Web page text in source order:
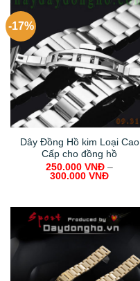
-17%
Dây Đồng Hồ kim Loại Cao
Cấp cho đồng hồ
250.000 VNĐ –
300.000 VNĐ